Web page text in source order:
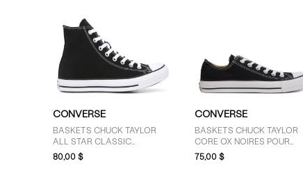
CONVERSE
BASKETS CHUCK TAYLOR
ALL STAR CLASSIC
NOIRES/BLANCHES POUR
80,00 $
CONVERSE
BASKETS CHUCK TAYLOR
CORE OX NOIRES POUR
FEMMES
75,00 $